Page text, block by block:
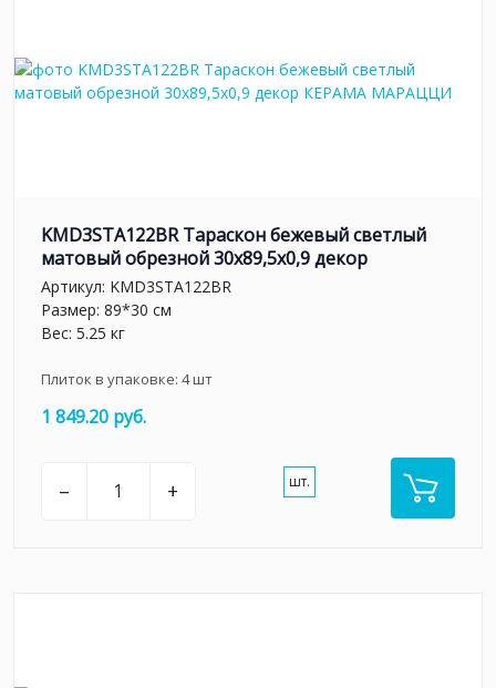
KMD3STA122BR Тараскон бежевый светлый
матовый обрезной 30x89,5x0,9 декор
Артикул: KMD3STA122BR
Размер: 89*30 см
Вес: 5.25 кг
Плиток в упаковке: 4шт
1 849.20 руб.
– + шт.